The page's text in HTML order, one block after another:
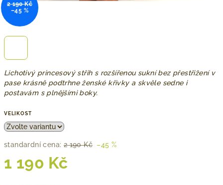
Lichotivý princesový střih s rozšířenou sukní bez přestřižení v
pase krásně podtrhne ženské křivky a skvěle sedne i
postavám s plnějšími boky.
VELIKOST
standardní cena: 2 190 Kč –45 %
1 190 Kč
2 190 Kč
–45 %